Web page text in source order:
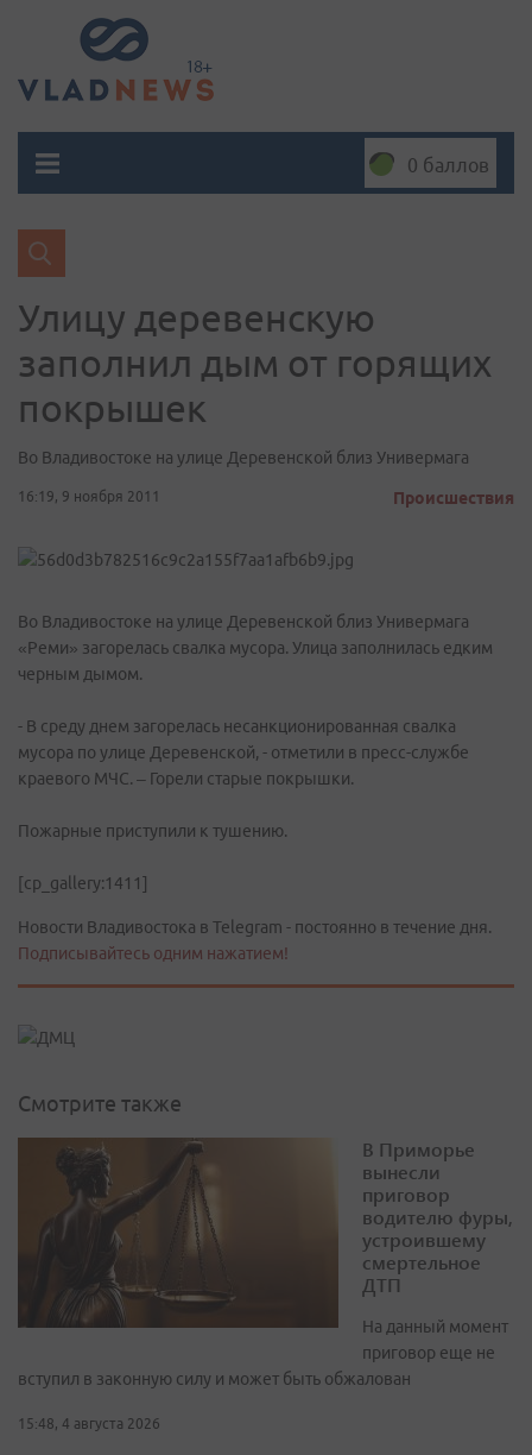
0 баллов
Улицу деревенскую
заполнил дым от горящих
покрышек
Во Владивостоке на улице Деревенской близ Универмага
16:19, 9 ноября 2011 Происшествия
Во Владивостоке на улице Деревенской близ Универмага
«Реми» загорелась свалка мусора. Улица заполнилась едким
черным дымом.
- В среду днем загорелась несанкционированная свалка
мусора по улице Деревенской, - отметили в пресс-службе
краевого МЧС. – Горели старые покрышки.
Пожарные приступили к тушению.
[cp_gallery:1411]
Новости Владивостока в Telegram - постоянно в течение дня.
Подписывайтесь одним нажатием!
Смотрите также
В Приморье
вынесли
приговор
водителю фуры,
устроившему
смертельное
ДТП
На данный момент
приговор еще не
вступил в законную силу и может быть обжалован
15:48, 4 августа 2026